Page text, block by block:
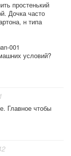
простенький
Дочка часто
н типа
001
условий?
Главное чтобы